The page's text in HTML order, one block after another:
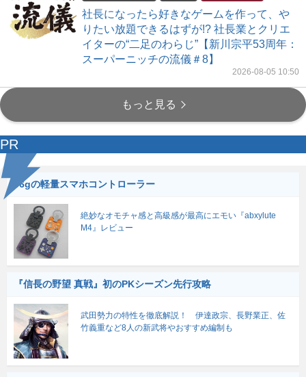
社長になったら好きなゲームを作って、や
りたい放題できるはずが!? 社長業とクリエ
イターの“二足のわらじ”【新川宗平53周年：
スーパーニッチの流儀＃8】
2026-08-05 10:50
もっと見る
PR
56gの軽量スマホコントローラー
絶妙なオモチャ感と高級感が最高にエモい『abxylute
M4』レビュー
『信長の野望 真戦』初のPKシーズン先行攻略
武田勢力の特性を徹底解説！ 伊達政宗、長野業正、佐
竹義重など8人の新武将やおすすめ編制も